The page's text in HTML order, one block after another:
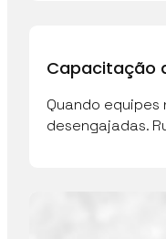
Capacitação
Quando
desengajadas.